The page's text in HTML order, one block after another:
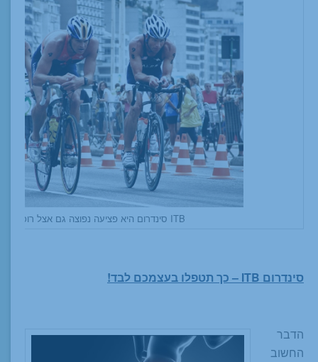
ITB סינדרום היא פציעה נפוצה גם אצל רוכבי אופניים
סינדרום ITB – כך תטפלו בעצמכם לבד!
הדבר
החשוב